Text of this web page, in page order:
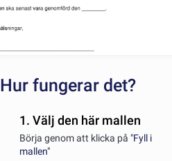
Hur fungerar det?
1. Välj den här mallen
Börja genom att klicka på "Fyll i
mallen"